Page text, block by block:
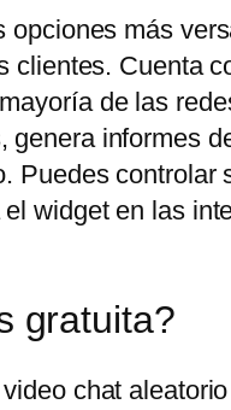
más
clientes. Cuenta
de las
genera informes
Puedes
widget en las
gratuita?
chat